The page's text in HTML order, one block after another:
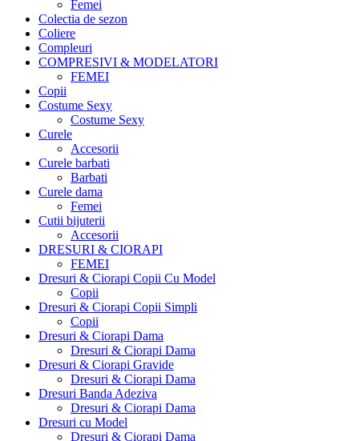
Femei
Colectia de sezon
Coliere
Compleuri
COMPRESIVI & MODELATORI
FEMEI
Copii
Costume Sexy
Costume Sexy
Curele
Accesorii
Curele barbati
Barbati
Curele dama
Femei
Cutii bijuterii
Accesorii
DRESURI & CIORAPI
FEMEI
Dresuri & Ciorapi Copii Cu Model
Copii
Dresuri & Ciorapi Copii Simpli
Copii
Dresuri & Ciorapi Dama
Dresuri & Ciorapi Dama
Dresuri & Ciorapi Gravide
Dresuri & Ciorapi Dama
Dresuri Banda Adeziva
Dresuri & Ciorapi Dama
Dresuri cu Model
Dresuri & Ciorapi Dama